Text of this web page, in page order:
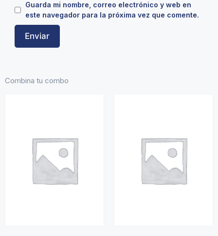
Guarda mi nombre, correo electrónico y web en
este navegador para la próxima vez que comente.
Combina tu combo